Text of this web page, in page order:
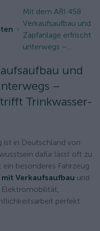
Mit dem ARI 458
Verkaufsaufbau und
Zapfanlage erfrischt
unterwegs –...
und
–
Trinkwasser-
ist in Deutschland von
dafür lässt oft zu
besonderes Fahrzeug
mit Verkaufsaufbau und
perfekt